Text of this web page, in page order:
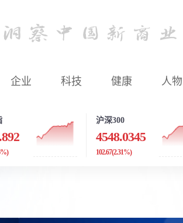
企业 科技 健康 人物
沪深300
4548.0345
102.67(2.31%)